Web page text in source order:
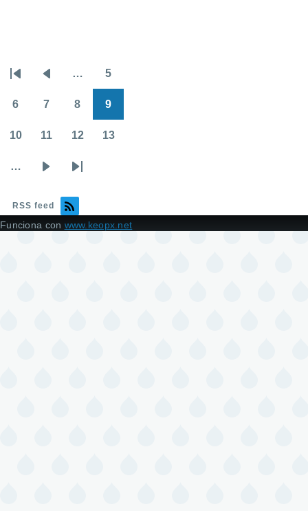
Paginación
Primera
página
Página
anterior
… 5
6 7 8 9
10 11 12 13
…
SiguienteÚltima
RSS feed
Funciona con www.keopx.net